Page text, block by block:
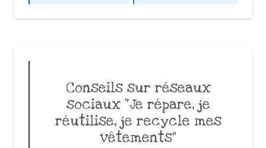
Conseils sur réseaux
sociaux “Je répare, je
réutilise, je recycle mes
vêtements”